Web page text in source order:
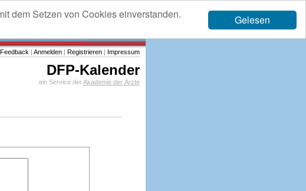
Gelesen
dem Setzen von Cookies einverstanden.
Feedback | Anmelden | Registrieren | Impressum
DFP-Kalender
ein Service derAkademie der Ärzte